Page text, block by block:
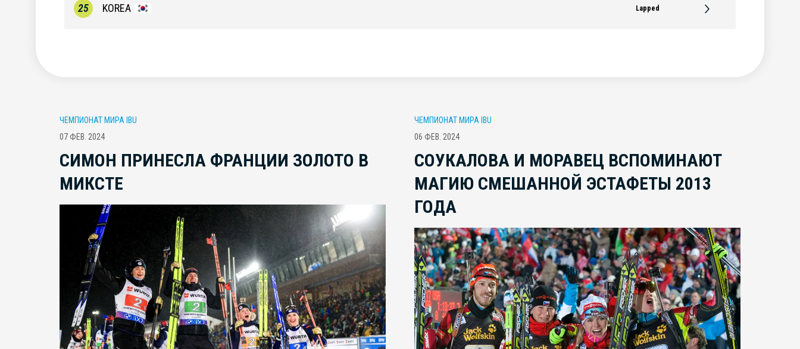
25 KOREA Lapped
ЧЕМПИОНАТ МИРА IBU
07 ФЕВ. 2024
СИМОН ПРИНЕСЛА ФРАНЦИИ ЗОЛОТО В
МИКСТЕ
ЧЕМПИОНАТ МИРА IBU
06 ФЕВ. 2024
СОУКАЛОВА И МОРАВЕЦ ВСПОМИНАЮТ
МАГИЮ СМЕШАННОЙ ЭСТАФЕТЫ 2013
ГОДА